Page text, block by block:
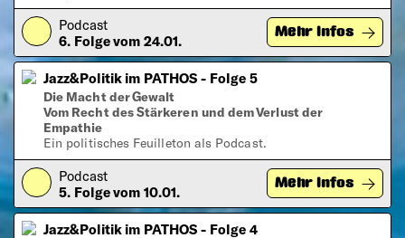
Play Podcast
6. Folge vom 24.01.
Mehr Infos
Jazz&Politik im PATHOS - Folge 5
Die Macht der Gewalt
Vom Recht des Stärkeren und dem Verlust der
Empathie
Ein politisches Feuilleton als Podcast.
Play Podcast
5. Folge vom 10.01.
Mehr Infos
Jazz&Politik im PATHOS - Folge 4